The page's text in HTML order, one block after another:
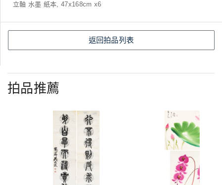
立軸 水墨 紙本, 47x168cm x6
返回拍品列表
拍品推薦